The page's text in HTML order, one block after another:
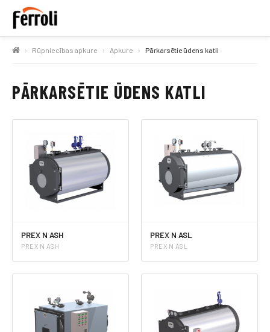
Rūpniecības apkure Apkure Pārkarsētie ūdens katli
PĀRKARSĒTIE ŪDENS KATLI
PREX N ASH
PREX N ASH
PREX N ASL
PREX N ASL